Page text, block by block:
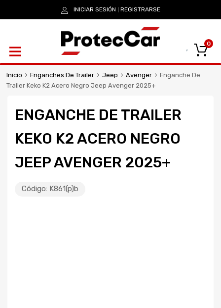
INICIAR SESIÓN REGISTRARSE
0
Inicio Enganches De Trailer Jeep Avenger
Enganche De
Trailer Keko K2 Acero Negro Jeep Avenger 2025+
ENGANCHE DE TRAILER
KEKO K2 ACERO NEGRO
JEEP AVENGER 2025+
Código: K861(p)b